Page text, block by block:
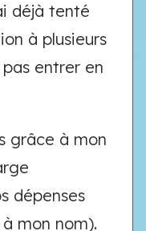
déjà tenté
à plusieurs
entrer en
grâce à mon
dépenses
mon nom).